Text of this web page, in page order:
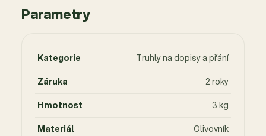
Parametry
Kategorie
Truhly na dopisy a přání
Záruka
2 roky
Hmotnost
3 kg
Materiál
Olivovník